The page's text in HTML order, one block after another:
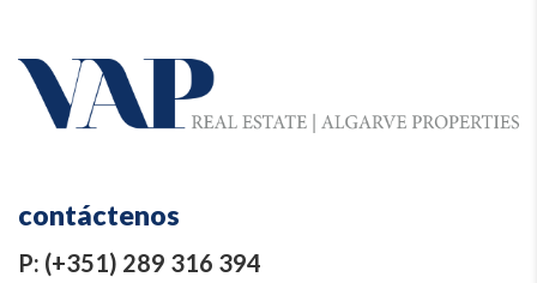
contáctenos
P: (+351) 289 316 394